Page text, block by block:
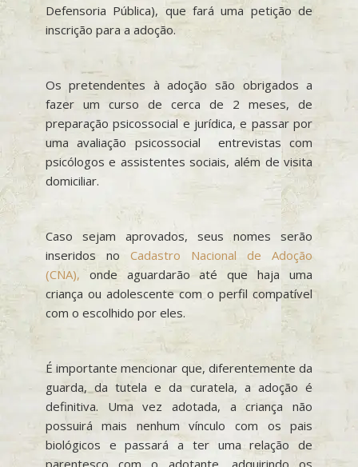
Defensoria Pública), que fará uma petição de
inscrição para a adoção.
Os pretendentes à adoção são obrigados a
fazer um curso de cerca de 2 meses, de
preparação psicossocial e jurídica, e passar por
uma avaliação psicossocial entrevistas com
psicólogos e assistentes sociais, além de visita
domiciliar.
Caso sejam aprovados, seus nomes serão
inseridos no Cadastro Nacional de Adoção
(CNA), onde aguardarão até que haja uma
criança ou adolescente com o perfil compatível
com o escolhido por eles.
É importante mencionar que, diferentemente da
guarda, da tutela e da curatela, a adoção é
definitiva. Uma vez adotada, a criança não
possuirá mais nenhum vínculo com os pais
biológicos e passará a ter uma relação de
parentesco com o adotante, adquirindo os